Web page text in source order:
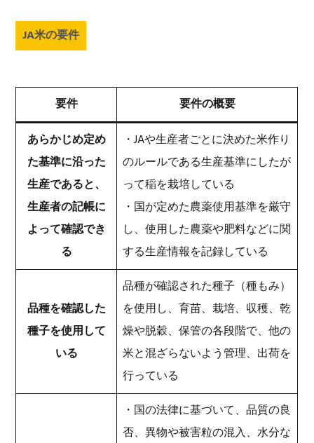
JA米の要件
要件
要件の概要
あらかじめ定め
た基準に沿った
生産であると、
生産者の記帳に
よって確認でき
る
・JAや生産者ごとに決めた米作り
のルールである生産基準にしたが
って稲を栽培している
・国が定めた農薬使用基準を厳守
し、使用した農薬や肥料などに関
する生産情報を記録している
品種を確認した
種子を使用して
いる
品種が確認された種子（種もみ）
を使用し、育苗、栽培、収穫、乾
燥や脱穀、保管の各段階で、他の
米と混ざらないよう管理、出荷を
行っている
・国の法律に基づいて、品質の良
否、異物や被害粒の混入、水分な